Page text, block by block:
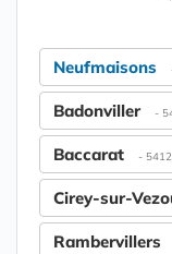
Neufmaisons
Badonviller -
Baccarat -
Cirey-sur-
Rambervillers